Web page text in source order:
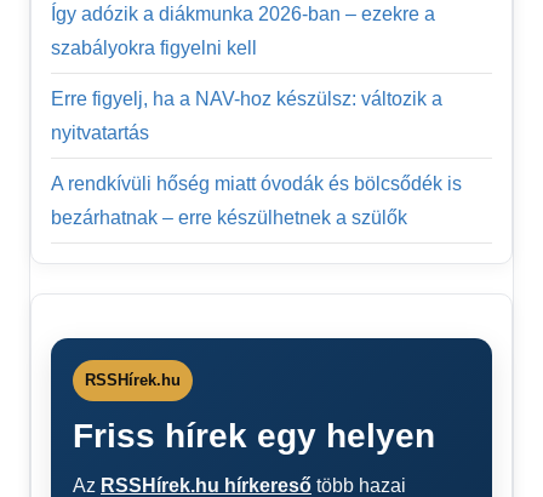
Így adózik a diákmunka 2026-ban – ezekre a
szabályokra figyelni kell
Erre figyelj, ha a NAV-hoz készülsz: változik a
nyitvatartás
A rendkívüli hőség miatt óvodák és bölcsődék is
bezárhatnak – erre készülhetnek a szülők
RSSHírek.hu
Friss hírek egy helyen
Az RSSHírek.hu hírkereső több hazai